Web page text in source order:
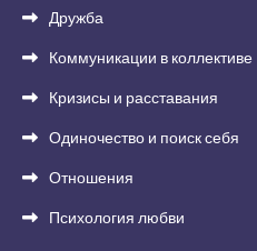
Дружба
Коммуникации в коллективе
Кризисы и расставания
Одиночество и поиск себя
Отношения
Психология любви